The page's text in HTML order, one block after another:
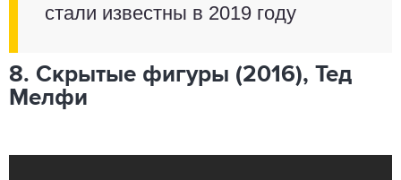
стали известны в 2019 году
8. Скрытые фигуры (2016), Тед
Мелфи